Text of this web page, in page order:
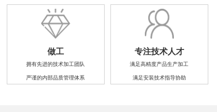
做工
拥有先进的技术加工团队
严谨的内部品质管理体系
专注技术人才
满足高精度产品生产加工
满足安装技术指导协助